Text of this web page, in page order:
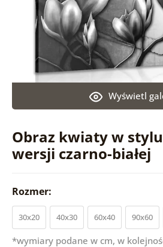
Obraz kwiaty w
wersji czarno-białej
Wyświetl
Rozmer:
30x20 40x30 60x40 90x60
*wymiary podane w cm, w